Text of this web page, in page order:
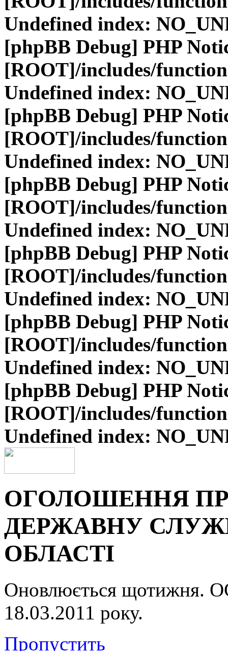
Undefined index:
[phpBB Debug] PHP
[ROOT]/includes/
Undefined index:
[phpBB Debug] PHP
[ROOT]/includes/
Undefined index:
[phpBB Debug] PHP
[ROOT]/includes/
Undefined index:
[phpBB Debug] PHP
[ROOT]/includes/
Undefined index:
[phpBB Debug] PHP
[ROOT]/includes/
Undefined index:
[phpBB Debug] PHP
[ROOT]/includes/
Undefined index:
ОГОЛОШЕННЯ
ДЕРЖАВНУ
ОБЛАСТІ
Оновлюється
18.03.2011 року.
Пропустить